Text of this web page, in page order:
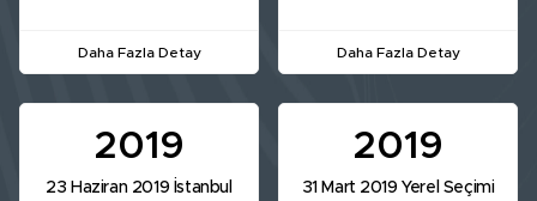
Daha Fazla Detay Daha Fazla Detay
2019
23 Haziran 2019 İstanbul
2019
31 Mart 2019 Yerel Seçimi